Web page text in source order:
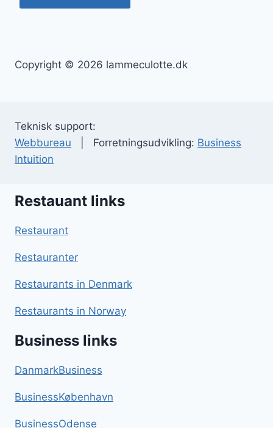
Copyright © 2026 lammeculotte.dk
Teknisk support:
Webbureau | Forretningsudvikling: Business
Intuition
Restauant links
Restaurant
Restauranter
Restaurants in Denmark
Restaurants in Norway
Business links
DanmarkBusiness
BusinessKøbenhavn
BusinessOdense